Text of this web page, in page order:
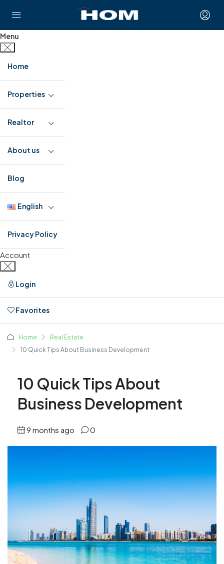
Menu
Home
Properties
Realtor
About us
Blog
English
Privacy Policy
Account
Login
Favorites
Home
Real Estate
10 Quick Tips About Business Development
10 Quick Tips About
Business Development
9 months ago 0